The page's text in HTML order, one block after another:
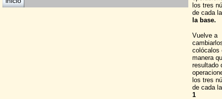
los tres
de cada
la base.
Vuelve a
colócalos
manera
resultado
los tres
de cada
1